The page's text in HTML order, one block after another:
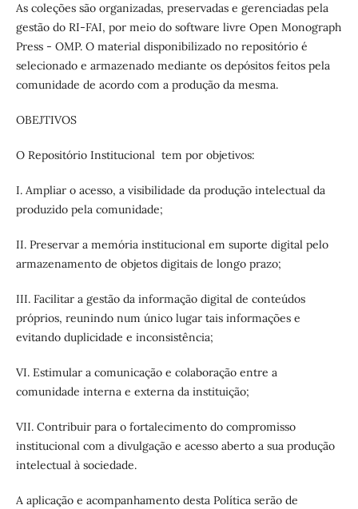
As coleções são organizadas, preservadas e gerenciadas pela
gestão do RI-FAI, por meio do software livre Open Monograph
Press - OMP. O material disponibilizado no repositório é
selecionado e armazenado mediante os depósitos feitos pela
comunidade de acordo com a produção da mesma.
OBEJTIVOS
O Repositório Institucional tem por objetivos:
I. Ampliar o acesso, a visibilidade da produção intelectual da
produzido pela comunidade;
II. Preservar a memória institucional em suporte digital pelo
armazenamento de objetos digitais de longo prazo;
III. Facilitar a gestão da informação digital de conteúdos
próprios, reunindo num único lugar tais informações e
evitando duplicidade e inconsistência;
VI. Estimular a comunicação e colaboração entre a
comunidade interna e externa da instituição;
VII. Contribuir para o fortalecimento do compromisso
institucional com a divulgação e acesso aberto a sua produção
intelectual à sociedade.
A aplicação e acompanhamento desta Política serão de